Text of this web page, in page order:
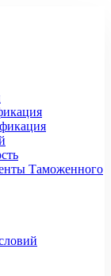
Таможенного